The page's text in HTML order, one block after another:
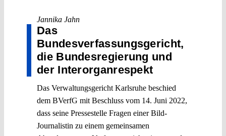
Jannika Jahn
Das
Bundesverfassungsgericht,
die Bundesregierung und
der Interorganrespekt
Das Verwaltungsgericht Karlsruhe beschied
dem BVerfG mit Beschluss vom 14. Juni 2022,
dass seine Pressestelle Fragen einer Bild-
Journalistin zu einem gemeinsamen